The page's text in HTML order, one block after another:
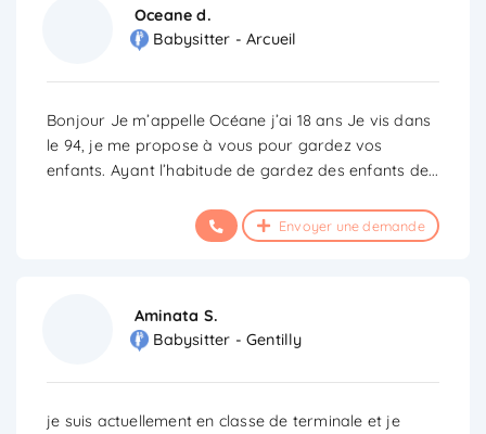
Oceane d.
Babysitter - Arcueil
Bonjour Je m’appelle Océane j’ai 18 ans Je vis dans
le 94, je me propose à vous pour gardez vos
enfants. Ayant l’habitude de gardez des enfants de...
Envoyer une demande
Aminata S.
Babysitter - Gentilly
je suis actuellement en classe de terminale et je